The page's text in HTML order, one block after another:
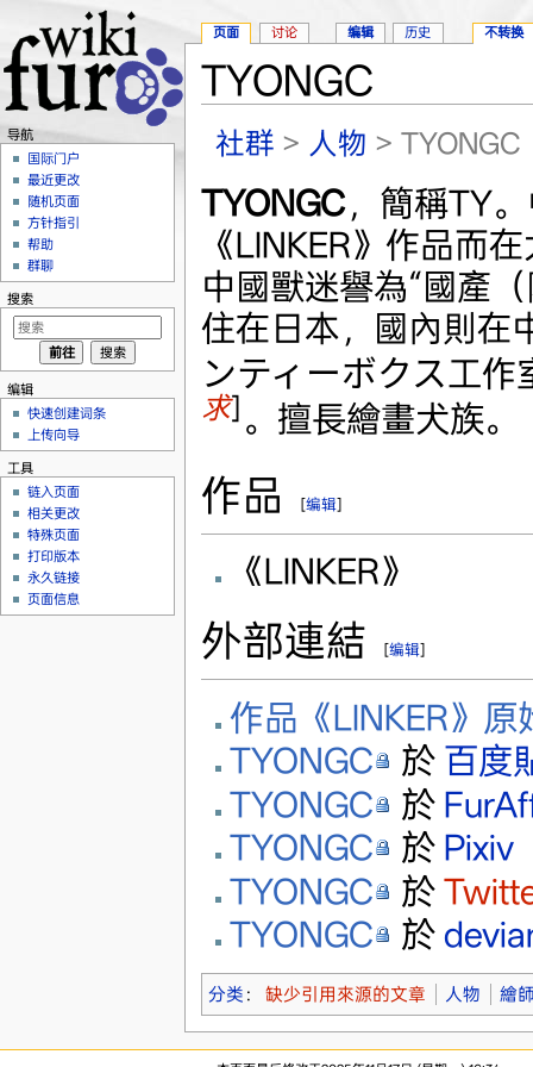
TYONGC
社群 > 人物 > TYONGC
TYONGC，簡稱TY
《LINKER》作品而
中國獸迷譽為“國產
住在日本，國內則在
ンティーボクス工作
求] 。擅長繪畫犬族。
作品 [编辑]
《LINKER》
外部連結 [编辑]
作品《LINKER》原
TYONGC
於 百度
TYONGC
於
TYONGC
於 Pixiv
TYONGC
於
TYONGC
於
分类 ： 缺少引用來源的文章 人物 繪
页面 讨论 编辑 历史 不转换
导航
国际门户
最近更改
随机页面
方针指引
帮助
群聊
搜索
编辑
快速创建词条
上传向导
工具
链入页面
相关更改
特殊页面
打印版本
永久链接
页面信息